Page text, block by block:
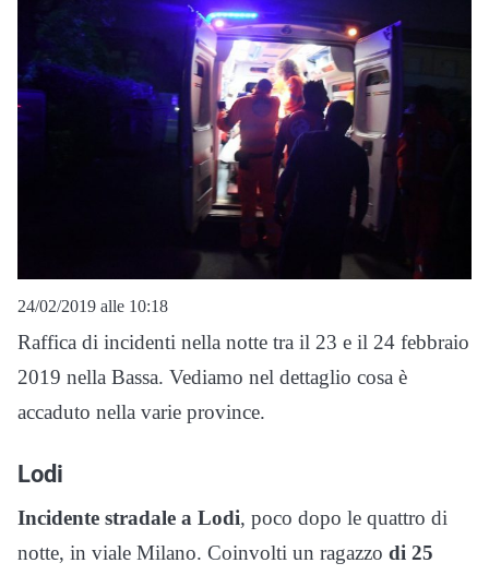
24/02/2019 alle 10:18
Raffica di incidenti nella notte tra il 23 e il 24 febbraio
2019 nella Bassa. Vediamo nel dettaglio cosa è
accaduto nella varie province.
Lodi
Incidente stradale a Lodi, poco dopo le quattro di
notte, in viale Milano. Coinvolti un ragazzo di 25